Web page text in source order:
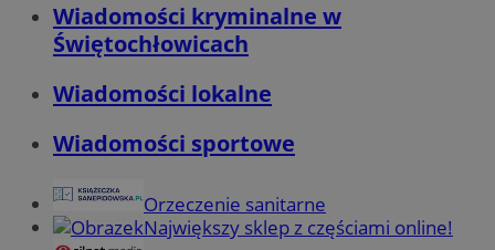
Wiadomości kryminalne w
Świętochłowicach
Wiadomości lokalne
Wiadomości sportowe
Orzeczenie sanitarne
Największy sklep z częściami online!